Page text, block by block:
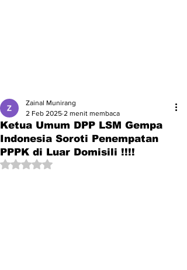
Ketua Umum DPP LSM Gempa
Indonesia Soroti Penempatan
PPPK di Luar Domisili !!!!
Zainal Munirang
2 Feb 2025 2 menit membaca
Dinilai NaN dari 5 bintang.